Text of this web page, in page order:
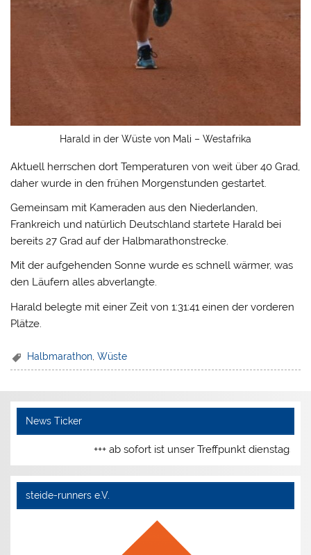
Harald in der Wüste von Mali – Westafrika
Aktuell herrschen dort Temperaturen von weit über 40 Grad,
daher wurde in den frühen Morgenstunden gestartet.
Gemeinsam mit Kameraden aus den Niederlanden,
Frankreich und natürlich Deutschland startete Harald bei
bereits 27 Grad auf der Halbmarathonstrecke.
Mit der aufgehenden Sonne wurde es schnell wärmer, was
den Läufern alles abverlangte.
Harald belegte mit einer Zeit von 1:31:41 einen der vorderen
Plätze.
Halbmarathon ,Wüste
News Ticker
+++ ab sofort ist unser Treffpunkt dienstags
steide-runners e.V.